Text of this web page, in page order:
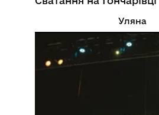
Уляна